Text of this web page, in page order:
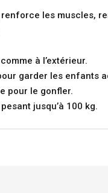
renforce les muscles,
à l’extérieur.
garder les enfants
pour le gonfler.
jusqu’à 100 kg.